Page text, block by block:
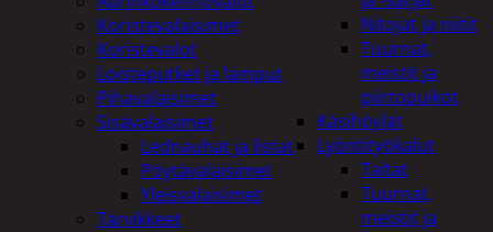
Nitojat ja niitit
Tuurnat,
meistit ja
piirtopuikot
Käsihöylät
Lyöntityökalut
Taltat
Tuurnat,
meistit ja
Koristevalaisimet
Koristevalot
Loisteputket ja lamput
Pihavalaisimet
Sisävalaisimet
Lednauhat ja listat
Pöytävalaisimet
Yleisvalaisimet
Tarvikkeet